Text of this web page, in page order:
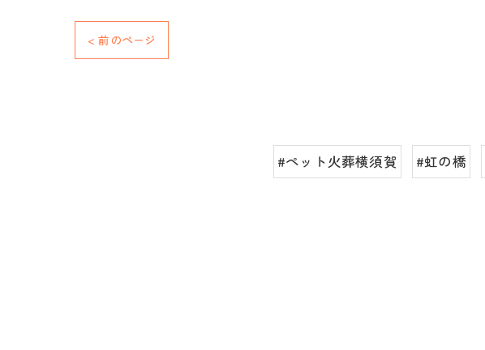
< 前のページ
#ペット火葬横須賀 #虹の橋